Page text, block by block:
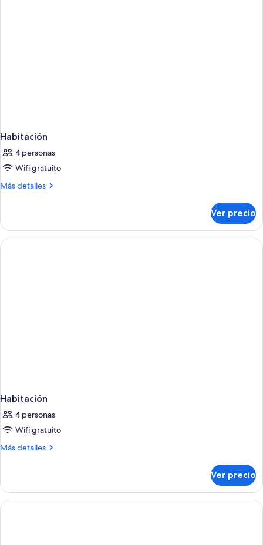
Habitación
4 personas
Wifi gratuito
Más detalles
Más
Ver precio
Habitación
4 personas
Wifi gratuito
Más detalles
Más
Ver precio